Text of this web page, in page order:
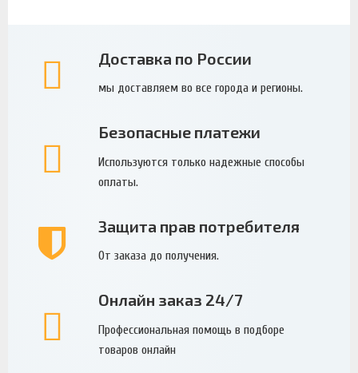
Доставка по России
мы доставляем во все города и регионы.
Безопасные платежи
Используются только надежные способы
оплаты.
Защита прав потребителя
От заказа до получения.
Онлайн заказ 24/7
Профессиональная помощь в подборе
товаров онлайн